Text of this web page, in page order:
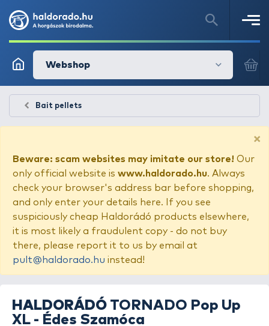
Webshop
Bait pellets
×
Beware: scam websites may imitate our store! Our
only official website is www.haldorado.hu. Always
check your browser's address bar before shopping,
and only enter your details here. If you see
suspiciously cheap Haldorádó products elsewhere,
it is most likely a fraudulent copy - do not buy
there, please report it to us by email at
pult@haldorado.hu instead!
HALDORÁDÓ TORNADO Pop Up
XL - Édes Szamóca